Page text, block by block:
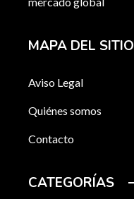
MAPA DEL SITIO
Aviso Legal
Quiénes somos
Contacto
CATEGORÍAS